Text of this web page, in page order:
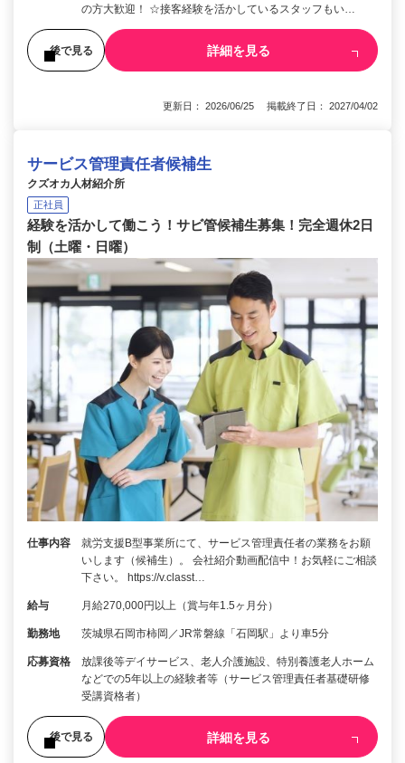
の方大歓迎！ ☆接客経験を活かしているスタッフもい…
後で見る 詳細を見る
更新日： 2026/06/25 掲載終了日： 2027/04/02
サービス管理責任者候補生
クズオカ人材紹介所
正社員
経験を活かして働こう！サビ管候補生募集！完全週休2日
制（土曜・日曜）
仕事内容
就労支援B型事業所にて、サービス管理責任者の業務をお願
いします（候補生）。 会社紹介動画配信中！お気軽にご相談
下さい。 https://v.classt…
給与 月給270,000円以上（賞与年1.5ヶ月分）
勤務地 茨城県石岡市柿岡／JR常磐線「石岡駅」より車5分
応募資格
放課後等デイサービス、老人介護施設、特別養護老人ホーム
などでの5年以上の経験者等（サービス管理責任者基礎研修
受講資格者）
後で見る 詳細を見る